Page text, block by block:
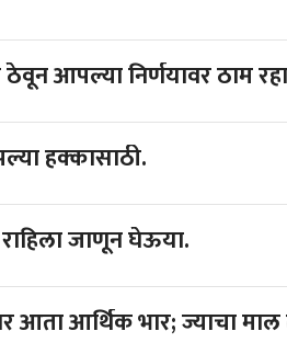
ठेवून आपल्या निर्णयावर ठाम
हक्कासाठी.
जाणून घेऊया.
आता आर्थिक भार; ज्याचा